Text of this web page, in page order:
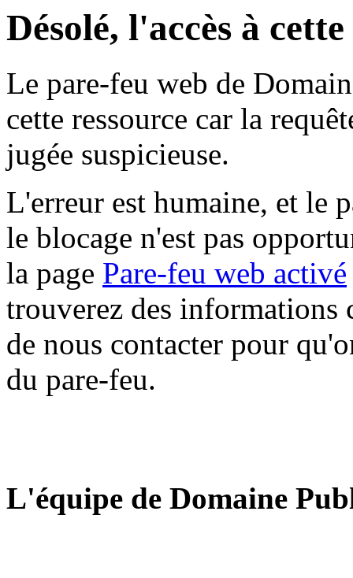
Désolé, l'accès à
Le pare-feu web de
cette ressource car la
jugée suspicieuse.
L'erreur est humaine, et le
le blocage n'est pas
la page Pare-feu web activé
trouverez des informations
de nous contacter pour
du pare-feu.
L'équipe de Domaine